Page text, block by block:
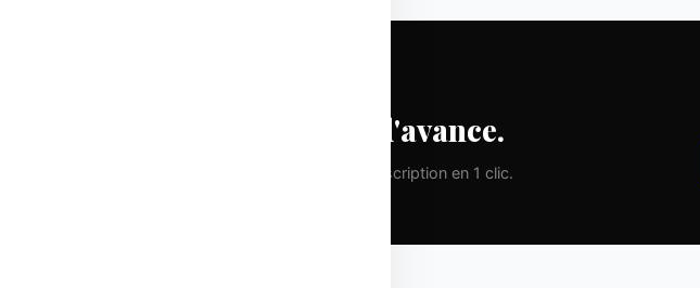
Prenez une longueur d'avance.
Pas de spam. Que de la valeur pure. Désinscription en 1 clic.